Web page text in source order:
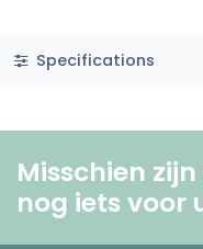
Specifications
Misschien
nog iets voor